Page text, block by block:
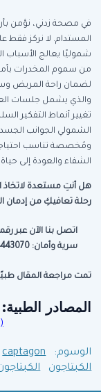
في مصحة زدني، نؤمن
المستدام. لا نركز فقط
شموليًا يعالج الأسباب
من سموم المخدرات
لضمان راحة المريض
تغيير أنماط التفكير
الشمولي الجوانب
ومُخصصة تناسب
الشفاء والعودة إلى
هل أنتِ مستعدة لاتخاذ
رحلة تعافيكِ من إدمان
اتصل بنا الآن عبر
سرية وأمان: 01044443070
تمت مراجعة المقال
المصادر الطبية:
الوسوم: captagon
الكبتاجون